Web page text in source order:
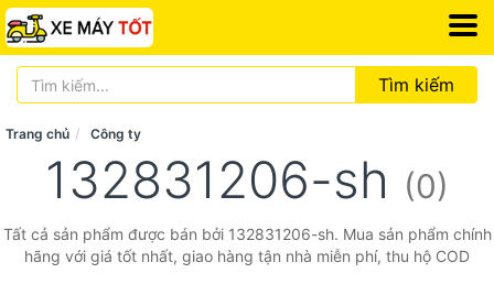
Tìm kiếm
Trang chủ Công ty
132831206-sh (0)
Tất cả sản phẩm được bán bởi 132831206-sh. Mua sản phẩm chính
hãng với giá tốt nhất, giao hàng tận nhà miễn phí, thu hộ COD